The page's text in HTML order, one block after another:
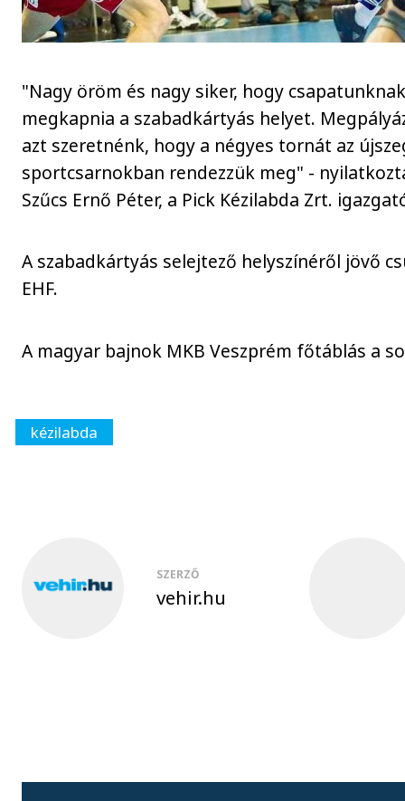
"Nagy öröm és nagy siker, hogy
megkapnia a szabadkártyás helyet.
azt szeretnénk, hogy a négyes tornát az
sportcsarnokban rendezzük meg" -
Szűcs Ernő Péter, a Pick Kézilabda Zrt.
A szabadkártyás selejtező helyszínéről jövő
EHF.
A magyar bajnok MKB Veszprém főtáblás a
kézilabda
SZERZŐ
vehir.hu